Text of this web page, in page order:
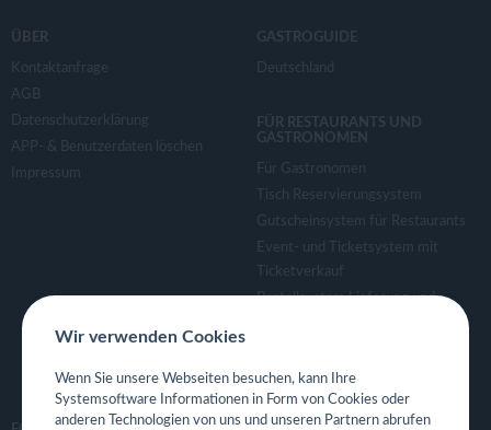
ÜBER
Kontaktanfrage
AGB
Datenschutzerklärung
APP- & Benutzerdaten löschen
Impressum
GASTROGUIDE
Deutschland
FÜR RESTAURANTS UND
GASTRONOMEN
Für Gastronomen
Tisch Reservierungsystem
Gutscheinsystem für Restaurants
Event- und Ticketsystem mit
Ticketverkauf
Bestellsystem Lieferung und
Eigene App für Restaurant
Wir verwenden Cookies
Wenn Sie unsere Webseiten besuchen, kann Ihre
Systemsoftware Informationen in Form von Cookies oder
anderen Technologien von uns und unseren Partnern abrufen